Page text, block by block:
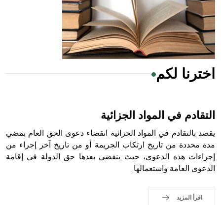
- هل تعلم أن المرجان إفراز حيواني يتكون في البحر ويتركب
من مادة كربونات الكلسيوم، وهو أحمر أو شديد الحمرة وهو
أجود أنواعه، ويمتاز بكبر الحجم ويسمى الش
هل تعلم أن الأبسيد كلمة فرنسية اللفظ تم اعتمادها مصطلحاً
- هل تعلم أن أبجر Abgar اسم معروف جيداً يعود إلى عدد من
الملوك الذين حكموا مدينة إديسا (الرها) من أبجر الأول وحتى
اخترنا لكم
التقادم في المواد الجزائية
يقصد بالتقادم في المواد الجزائية انقضاء دعوى الحق العام بمضي
مدة محددة من تاريخ ارتكاب الجريمة أو من تاريخ آخر إجراء من
إجراءات هذه الدعوى، حيث ينقضي بعدها حق الدولة في إقامة
الدعوى العامة واستعمالها.
اقرأ المزيد